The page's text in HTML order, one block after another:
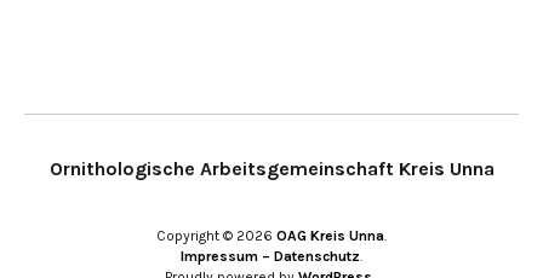
Ornithologische Arbeitsgemeinschaft Kreis Unna
Copyright © 2026 OAG Kreis Unna
Impressum – Datenschutz